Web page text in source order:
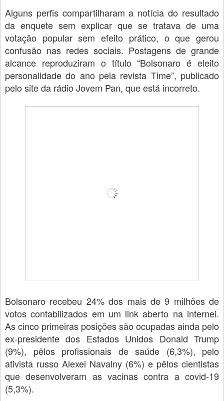
Alguns perfis compartilharam a notícia do resultado
da enquete sem explicar que se tratava de uma
votação popular sem efeito prático, o que gerou
confusão nas redes sociais. Postagens de grande
alcance reproduziram o título “Bolsonaro é eleito
personalidade do ano pela revista Time”, publicado
pelo site da rádio Jovem Pan, que está incorreto.
Bolsonaro recebeu 24% dos mais de 9 milhões de
votos contabilizados em um link aberto na internei.
As cinco primeiras posições são ocupadas ainda pelo
ex-presidente dos Estados Unidos Donald Trump
(9%), pêlos profissionais de saúde (6,3%), pelo
ativista russo Alexei Navalny (6%) e pêlos cientistas
que desenvolveram as vacinas contra a covid-19
(5,3%).